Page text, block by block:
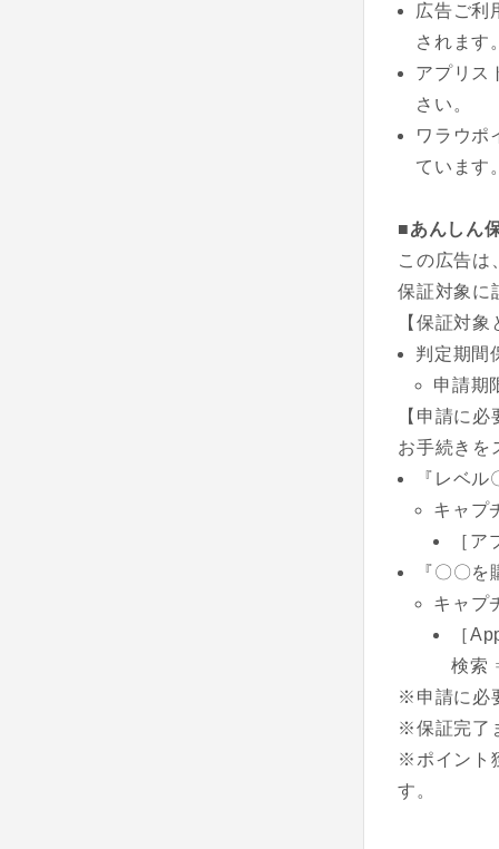
広告ご利
されます
アプリス
さい。
ワラウポ
ています
■あんしん
この広告は
保証対象に
【保証対
判定期間
申請期
【申請に
お手続きを
『レベ
キャプ
［
『〇〇
キャプ
［
検索
※申請に必
※保証完了
※ポイント
す。